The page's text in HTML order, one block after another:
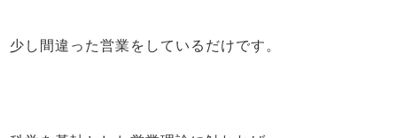
少し間違った営業をしているだけです。